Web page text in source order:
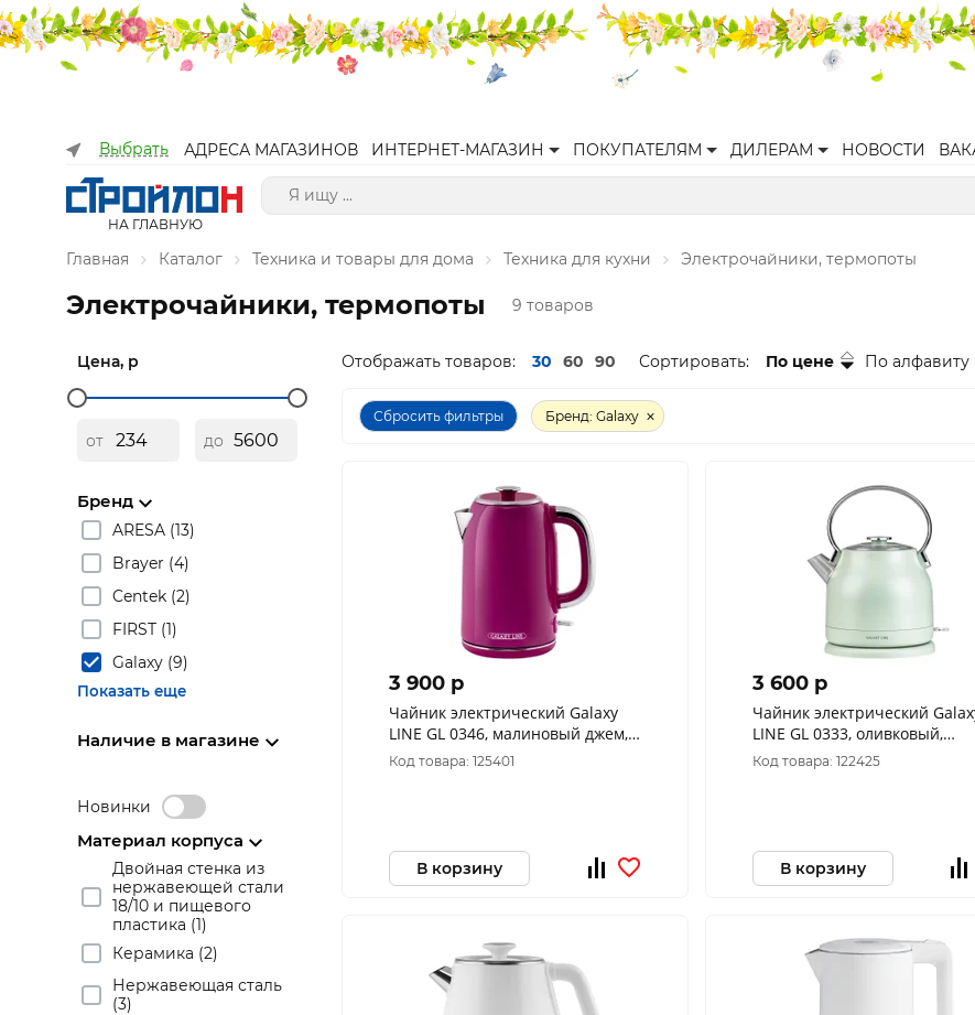
Выбрать АДРЕСА МАГАЗИНОВ ИНТЕРНЕТ-МАГАЗИН ПОКУПАТЕЛЯМ ДИЛЕРАМ НОВОСТИ
НА ГЛАВНУЮ
Главная Каталог Техника и товары для дома Техника для кухни Электрочайники, термопоты
Электрочайники, термопоты 9 товаров
Цена, р
от до
Бренд
ARESA (13)
Brayer (4)
Centek (2)
FIRST (1)
Galaxy (9)
Показать еще
Наличие в магазине
Новинки
Материал корпуса
Двойная стенка из
нержавеющей стали
18/10 и пищевого
пластика (1)
Керамика (2)
Нержавеющая сталь
(3)
Отображать товаров: 30 60 90 Сортировать: По цене По алфавиту
Сбросить фильтры Бренд: Galaxy
3 900 p
Чайник электрический Galaxy
LINE GL 0346, малиновый джем,
металл, 2200 Вт, 1,7 л
Код товара: 125401
В корзину
3 600 p
Чайник электрический
LINE GL 0333, оливковый,
металл, 2200 Вт, 1,5 л, стенка
нержавеющей с
Код товара: 122425
В корзину